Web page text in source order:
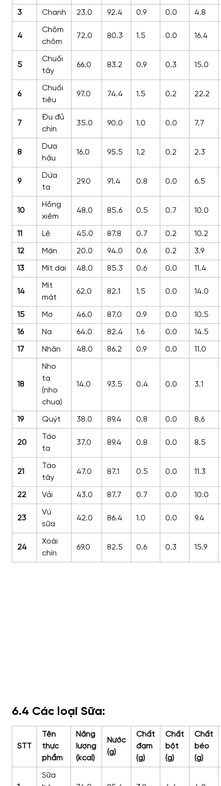
3 Chanh 23.0 92.4 0.9 0.0 4.8
4
Chôm
chôm
72.0 80.3 1.5 0.0 16.4
5
Chuối
tây
66.0 83.2 0.9 0.3 15.0
6
Chuối
tiêu
97.0 74.4 1.5 0.2 22.2
7
Đu đủ
chín
35.0 90.0 1.0 0.0 7.7
8
Dưa
hấu
16.0 95.5 1.2 0.2 2.3
9
Dứa
ta
29.0 91.4 0.8 0.0 6.5
10
Hồng
xiêm
48.0 85.6 0.5 0.7 10.0
11 Lê 45.0 87.8 0.7 0.2 10.2
12 Mận 20.0 94.0 0.6 0.2 3.9
13 Mít dai 48.0 85.3 0.6 0.0 11.4
14
Mít
mật
62.0 82.1 1.5 0.0 14.0
15 Mơ 46.0 87.0 0.9 0.0 10.5
16 Na 64.0 82.4 1.6 0.0 14.5
17 Nhãn 48.0 86.2 0.9 0.0 11.0
18
Nho
ta
(nho
chua)
14.0 93.5 0.4 0.0 3.1
19 Quýt 38.0 89.4 0.8 0.0 8.6
20
Táo
ta
37.0 89.4 0.8 0.0 8.5
21
Táo
tây
47.0 87.1 0.5 0.0 11.3
22 Vải 43.0 87.7 0.7 0.0 10.0
23
Vú
sữa
42.0 86.4 1.0 0.0 9.4
24
Xoài
chín
69.0 82.5 0.6 0.3 15.9
6.4 Các loại Sữa:
STT
Tên
thực
phẩm
Năng
lượng
(kcal)
Nước
(g)
Chất
đạm
(g)
Chất
bột
(g)
Chất
béo
(g)
Sữa